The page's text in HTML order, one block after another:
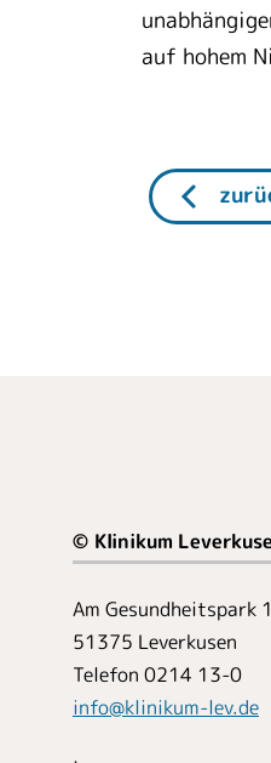
auf hohem
© Klinikum
Am Gesundheitspark
51375 Leverkusen
Telefon 0214 13-0
info@klinikum-lev.de